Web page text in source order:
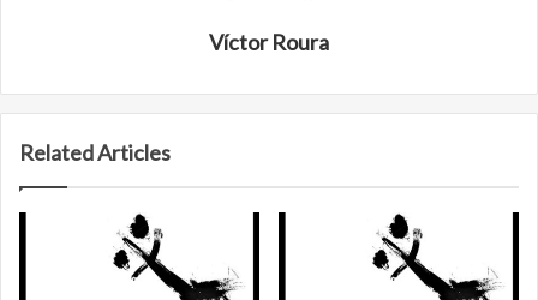
Víctor Roura
Related Articles